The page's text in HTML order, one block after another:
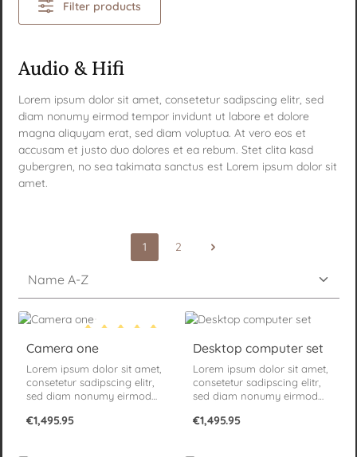
Filter products
Audio & Hifi
Lorem ipsum dolor sit amet, consetetur sadipscing elitr, sed
diam nonumy eirmod tempor invidunt ut labore et dolore
magna aliquyam erat, sed diam voluptua. At vero eos et
accusam et justo duo dolores et ea rebum. Stet clita kasd
gubergren, no sea takimata sanctus est Lorem ipsum dolor sit
amet.
Page
1 Page
2
Average rating of 5 out of 5 stars
Camera one
Lorem ipsum dolor sit amet,
consetetur sadipscing elitr,
sed diam nonumy eirmod
dolore magna aliquyam
Regular price:
€1,495.95
Desktop computer set
Lorem ipsum dolor sit amet,
consetetur sadipscing elitr,
sed diam nonumy eirmod
dolore magna aliquyam
Regular price:
€1,495.95